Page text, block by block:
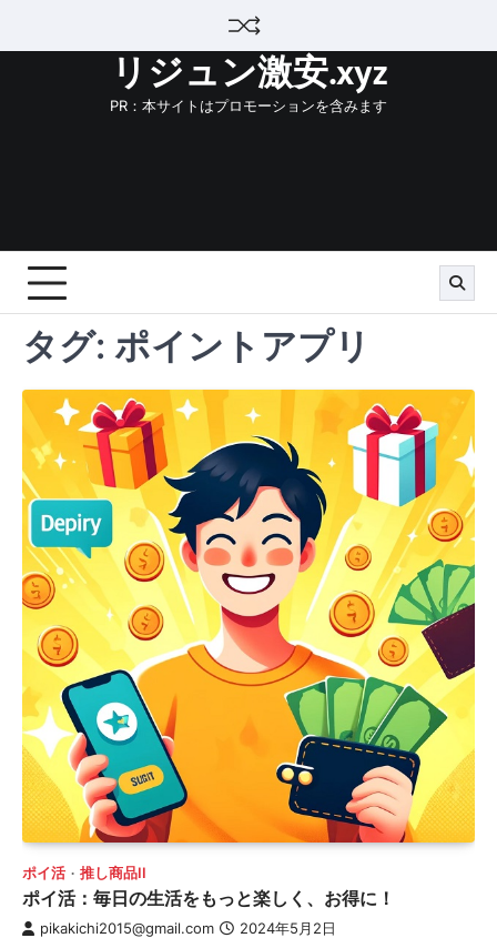
リジュン激安.xyz
PR：本サイトはプロモーションを含みます
タグ: ポイントアプリ
ポイ活 推し商品II
ポイ活：毎日の生活をもっと楽しく、お得に！
pikakichi2015@gmail.com 2024年5月2日